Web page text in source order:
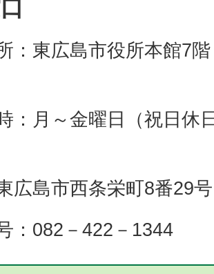
：東広島市役所本館7
：月～金曜日（祝日休
広島市西条栄町8番29号
：082－422－1344